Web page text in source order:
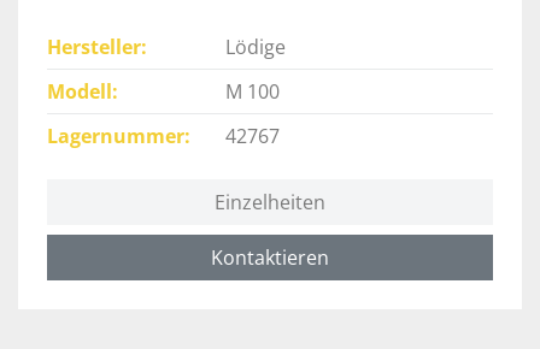
Hersteller
Lödige
Modell
M 100
Lagernummer
42767
Einzelheiten
Kontaktieren